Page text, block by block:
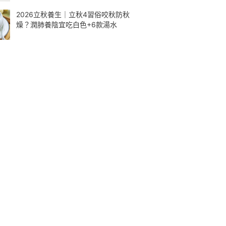
2026立秋養生｜立秋4習俗咬秋防秋
燥？潤肺養陰宜吃白色+6款湯水